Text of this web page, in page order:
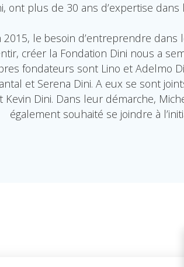
ont plus de 30 ans d’expertise dans
2015, le besoin d’entreprendre dans
créer la Fondation Dini nous a
fondateurs sont Lino et Adelmo
et Serena Dini. A eux se sont
Kevin Dini. Dans leur démarche,
également souhaité se joindre à